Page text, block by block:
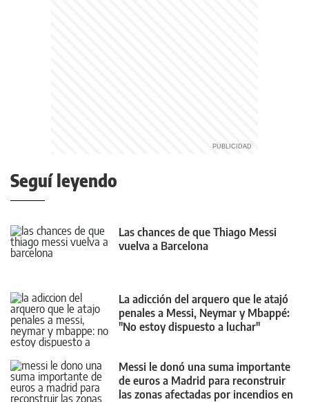
Seguí leyendo
Las chances de que Thiago Messi
vuelva a Barcelona
La adicción del arquero que le atajó
penales a Messi, Neymar y Mbappé:
"No estoy dispuesto a luchar"
Messi le donó una suma importante
de euros a Madrid para reconstruir
las zonas afectadas por incendios en